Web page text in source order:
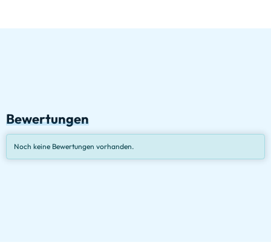
Bewertungen
Noch keine Bewertungen vorhanden.